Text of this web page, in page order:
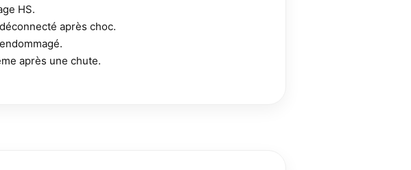
HS.
après choc.
après une chute.